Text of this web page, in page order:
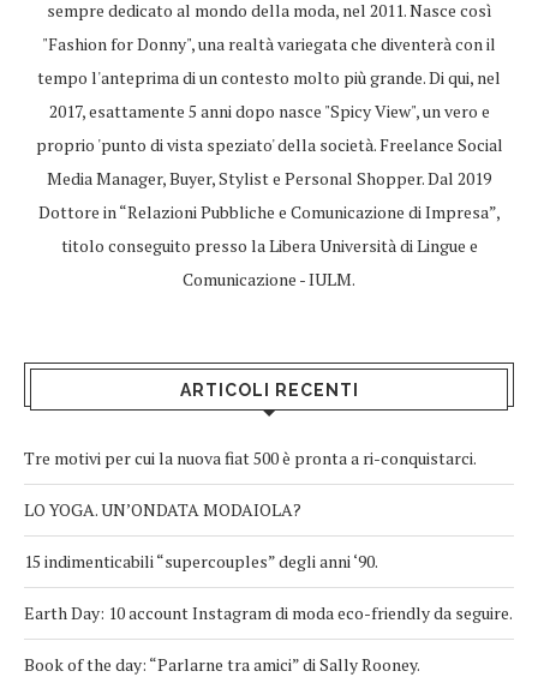
sempre dedicato al mondo della moda, nel 2011. Nasce così
"Fashion for Donny", una realtà variegata che diventerà con il
tempo l'anteprima di un contesto molto più grande. Di qui, nel
2017, esattamente 5 anni dopo nasce "Spicy View", un vero e
proprio 'punto di vista speziato' della società. Freelance Social
Media Manager, Buyer, Stylist e Personal Shopper. Dal 2019
Dottore in “Relazioni Pubbliche e Comunicazione di Impresa”,
titolo conseguito presso la Libera Università di Lingue e
Comunicazione - IULM.
ARTICOLI RECENTI
Tre motivi per cui la nuova fiat 500 è pronta a ri-conquistarci.
LO YOGA. UN’ONDATA MODAIOLA?
15 indimenticabili “supercouples” degli anni ‘90.
Earth Day: 10 account Instagram di moda eco-friendly da seguire.
Book of the day: “Parlarne tra amici” di Sally Rooney.